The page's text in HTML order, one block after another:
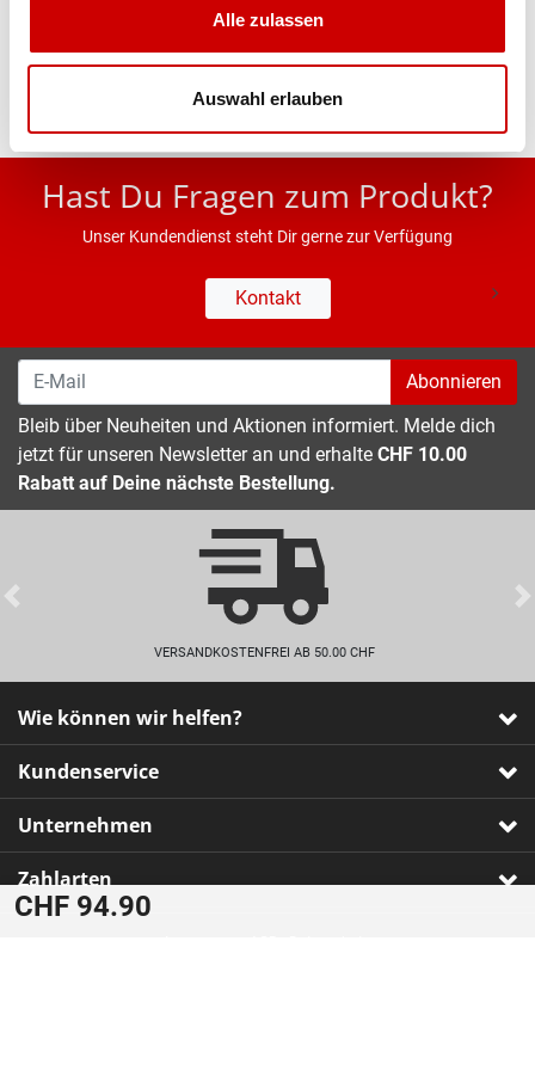
Alle zulassen
Auswahl erlauben
CHF 94.90
* UVP des Herstellers; Alle Preisangaben inkl. MwSt.
Hast Du Fragen zum Produkt?
Unser Kundendienst steht Dir gerne zur Verfügung
Kontakt
Abonnieren
Bleib über Neuheiten und Aktionen informiert. Melde dich
jetzt für unseren Newsletter an und erhalte CHF 10.00
Rabatt auf Deine nächste Bestellung.
VERSANDKOSTENFREI AB 50.00 CHF
Previous
Wie können wir helfen?
Kundenservice
Unternehmen
Zahlarten